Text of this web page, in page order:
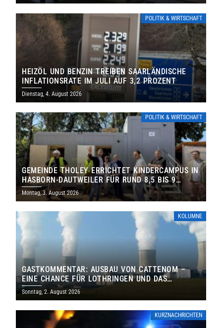
POLITIK & WIRTSCHAFT
HEIZÖL UND BENZIN TREIBEN SAARLÄNDISCHE
INFLATIONSRATE IM JULI AUF 3,2 PROZENT
Dienstag, 4. August 2026
POLITIK & WIRTSCHAFT
GEMEINDE THOLEY ERRICHTET KINDERCAMPUS IN
HASBORN-DAUTWEILER FÜR RUND 8,5 BIS 9
MILLIONEN EURO
Montag, 3. August 2026
KOLUMNE
GASTKOMMENTAR: AUSBAU VON CATTENOM –
EINE CHANCE FÜR LOTHRINGEN UND DAS
SAARLAND
Sonntag, 2. August 2026
KURZNACHRICHTEN